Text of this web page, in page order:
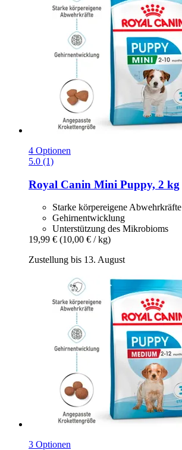
4 Optionen
5.0 (1)
Royal Canin Mini Puppy, 2 kg
Starke körpereigene Abwehrkräfte
Gehirnentwicklung
Unterstützung des Mikrobioms
19,99 € (10,00 € / kg)
Zustellung bis 13. August
3 Optionen